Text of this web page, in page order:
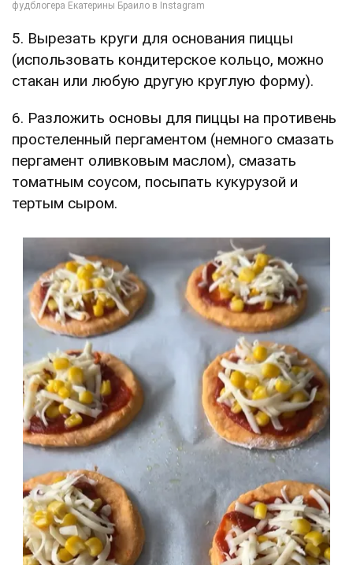
5. Вырезать круги для основания пиццы
(использовать кондитерское кольцо, можно
стакан или любую другую круглую форму).
6. Разложить основы для пиццы на противень
простеленный пергаментом (немного смазать
пергамент оливковым маслом), смазать
томатным соусом, посыпать кукурузой и
тертым сыром.